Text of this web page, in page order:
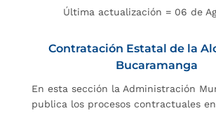
Última actualización = 06 de
Contratación Estatal de la
Bucaramanga
En esta sección la Administración
publica los procesos contractuales